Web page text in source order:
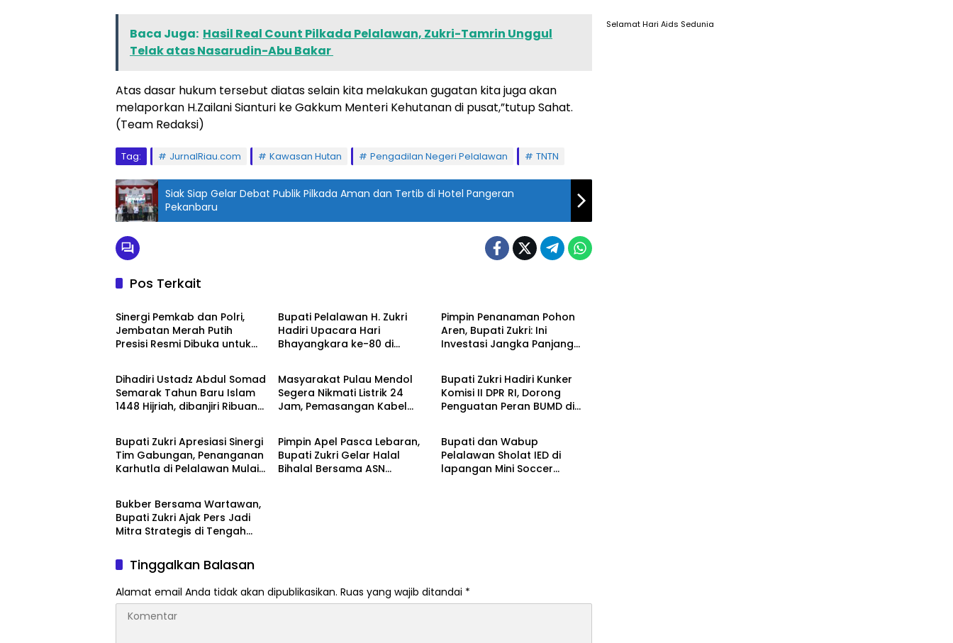
Baca Juga: Hasil Real Count Pilkada Pelalawan, Zukri-Tamrin Unggul
Telak atas Nasarudin-Abu Bakar
Atas dasar hukum tersebut diatas selain kita melakukan gugatan kita juga akan
melaporkan H.Zailani Sianturi ke Gakkum Menteri Kehutanan di pusat,”tutup Sahat.
(Team Redaksi)
Tag: JurnalRiau.com Kawasan Hutan Pengadilan Negeri Pelalawan TNTN
Siak Siap Gelar Debat Publik Pilkada Aman dan Tertib di Hotel Pangeran
Pekanbaru
Pos Terkait
Berita
Sinergi Pemkab dan Polri,
Jembatan Merah Putih
Presisi Resmi Dibuka untuk
Bupati Pelalawan H. Zukri
Hadiri Upacara Hari
Bhayangkara ke-80 di
Pimpin Penanaman Pohon
Aren, Bupati Zukri: Ini
Investasi Jangka Panjang
Berita
Dihadiri Ustadz Abdul Somad
Semarak Tahun Baru Islam
1448 Hijriah, dibanjiri Ribuan
Berita
Masyarakat Pulau Mendol
Segera Nikmati Listrik 24
Jam, Pemasangan Kabel
Berita
Bupati Zukri Hadiri Kunker
Komisi II DPR RI, Dorong
Penguatan Peran BUMD di
Berita
Bupati Zukri Apresiasi Sinergi
Tim Gabungan, Penanganan
Karhutla di Pelalawan Mulai
Berita
Pimpin Apel Pasca Lebaran,
Bupati Zukri Gelar Halal
Bihalal Bersama ASN
Berita
Bupati dan Wabup
Pelalawan Sholat IED di
lapangan Mini Soccer
Berita
Bukber Bersama Wartawan,
Bupati Zukri Ajak Pers Jadi
Mitra Strategis di Tengah
DaerahTinggalkan Balasan
Alamat email Anda tidak akan dipublikasikan. Ruas yang wajib ditandai *
Selamat Hari Aids Sedunia